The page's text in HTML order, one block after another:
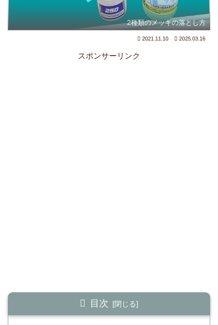
2種類のメッキの落とし方
2021.11.10 2025.03.16
スポンサーリンク
目次